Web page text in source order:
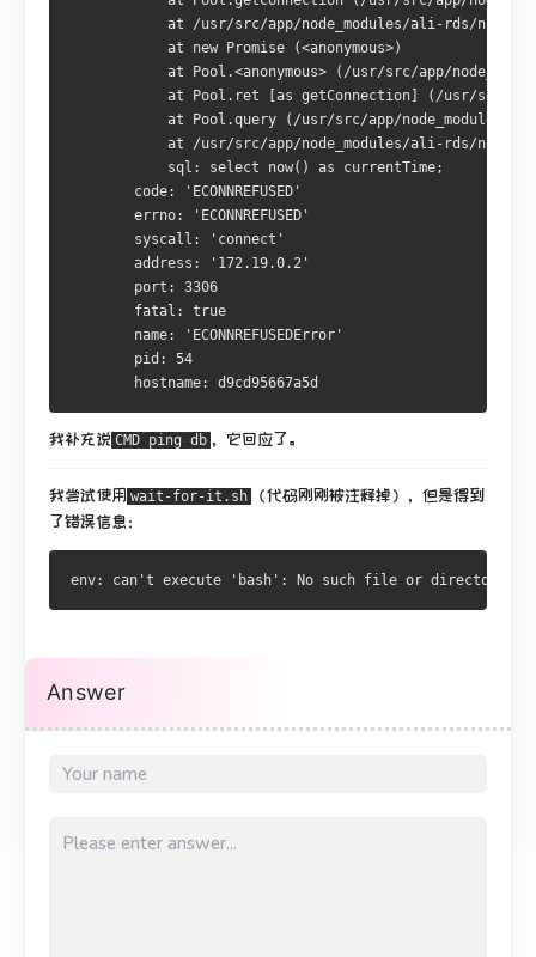
at /usr/src/app/node_modules/ali-rds/
            at new Promise (<anonymous>)
at Pool.<anonymous> (/usr/src/app/
at Pool.ret [as getConnection] (/usr/src/
at Pool.query (/usr/src/app/node_modules/
at /usr/src/app/node_modules/ali-rds/
            sql: select now() as currentTime;
        code: 'ECONNREFUSED'
        errno: 'ECONNREFUSED'
        syscall: 'connect'
        address: '172.19.0.2'
        port: 3306
        fatal: true
        name: 'ECONNREFUSEDError'
        pid: 54
        hostname: d9cd95667a5d
我补充说 CMD ping db ，它回应了。
我尝试使用 wait-for-it.sh
（代码刚刚被注释掉），但是得到
了错误信息：
Answer